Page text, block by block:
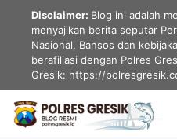
LangsungDisclaimer: Blog ini adalah
menyajikan berita seputar
Nasional, Bansos dan
berafiliasi dengan Polres
Gresik: https://